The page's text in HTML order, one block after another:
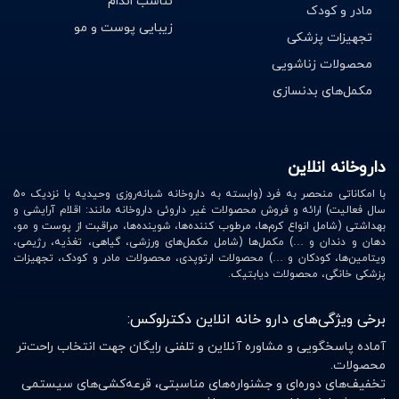
هستند که باعث فرسوده شدن سلول‌های پوستی می‌‌شوند.
3. روغن GLA
بدن این اسید چرب را تولید نمی‌‌کند. بنابراین برای داشتن
پوستی سالم بهتر است این اسید چرب به صورت خوراکی وارد
بدن شود. GLA به طور عمده در روغن ‌های گیاهی مانند روغن
گل مغربی، گل ‌گاو زبان و سیاه دانه یافت می‌‌شود.
4. زینک و کلسیم
بدن هستند. زینک وظیفه حفظ ساختار بافت‌ها و سلول ‌‌ها را
برعهده دارد. به همین دلیل مصرف روزانه زینک باعث از بین
رفتن چروک‌ها و جوان‌تر شدن پوست می‌‌شود. کلسیم ماده‌‌ای
مادر و کودک
تجهیزات پزشکی
محصولات زناشویی
مکمل‌های بدنسازی
زیبایی پوست و مو
داروخانه انلاین
با امکاناتی منحصر به فرد (وابسته به داروخانه شبانه‌روزی وحیدیه با نزدیک 50
سال فعالیت) ارائه و فروش محصولات غیر داروئی داروخانه مانند: اقلام آرایشی و
بهداشتی (شامل انواع کرم‌ها، مرطوب کننده‌ها، شوینده‌ها، مراقبت از پوست و مو،
دهان و دندان و …) مکمل‌ها (شامل مکمل‌های ورزشی، گیاهی، تغذیه، رژیمی،
ویتامین‌ها، کودکان و …) محصولات ارتوپدی، محصولات مادر و کودک، تجهیزات
پزشکی خانگی، محصولات دیابتیک.
برخی ویژگی‌های دارو خانه انلاین دکترلوکس:
آماده پاسخگویی و مشاوره آنلاین و تلفنی رایگان جهت انتخاب راحت‌تر
محصولات.
تخفیف‌های دوره‌ای و جشنواره‌های مناسبتی، قرعه‌کشی‌های سیستمی